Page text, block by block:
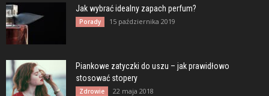
Jak wybrać idealny zapach perfum?
Porady 15 października 2019
Piankowe zatyczki do uszu – jak prawidłowo
stosować stopery
Zdrowie 22 maja 2018